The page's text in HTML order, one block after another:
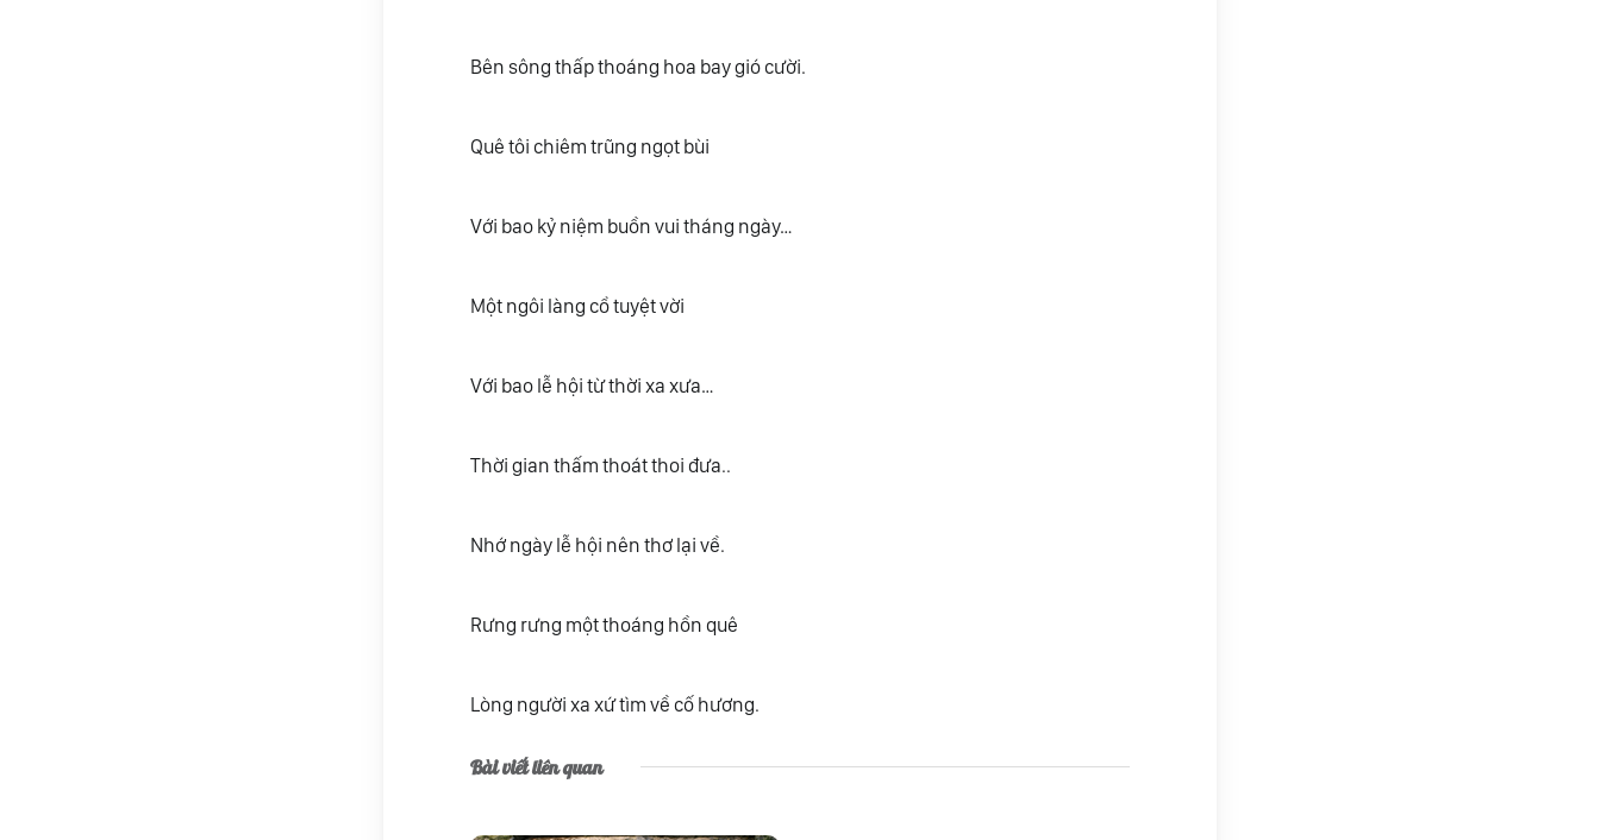
Bên sông thấp thoáng hoa bay gió cười.
Quê tôi chiêm trũng ngọt bùi
Với bao kỷ niệm buồn vui tháng ngày…
Một ngôi làng cổ tuyệt vời
Với bao lễ hội từ thời xa xưa…
Thời gian thấm thoát thoi đưa..
Nhớ ngày lễ hội nên thơ lại về.
Rưng rưng một thoáng hồn quê
Lòng người xa xứ tìm về cố hương.
Bài viết liên quan